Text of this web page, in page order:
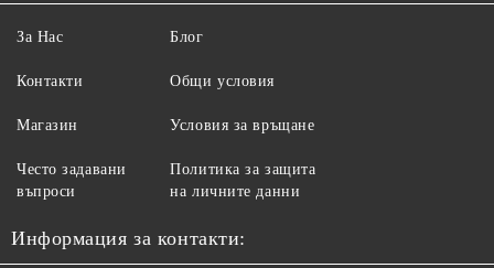
За Нас
Контакти
Магазин
Често задавани
въпроси
Блог
Общи условия
Условия за връщане
Политика за защита
на личните данни
Информация за контакти: